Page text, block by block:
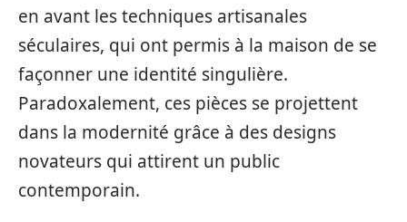
en avant les techniques artisanales
séculaires, qui ont permis à la maison de se
façonner une identité singulière.
Paradoxalement, ces pièces se projettent
dans la modernité grâce à des designs
novateurs qui attirent un public
contemporain.